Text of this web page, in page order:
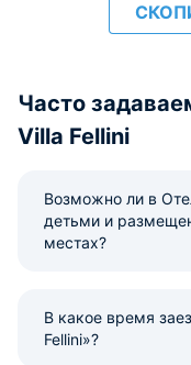
Часто
Villa Fellini
Возможно ли в
детьми и
местах?
В какое время
Fellini»?